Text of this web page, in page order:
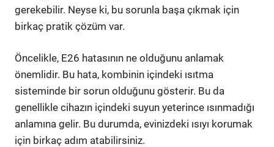
gerekebilir. Neyse ki, bu sorunla başa çıkmak için
birkaç pratik çözüm var.
Öncelikle, E26 hatasının ne olduğunu anlamak
önemlidir. Bu hata, kombinin içindeki ısıtma
sisteminde bir sorun olduğunu gösterir. Bu da
genellikle cihazın içindeki suyun yeterince ısınmadığı
anlamına gelir. Bu durumda, evinizdeki ısıyı korumak
için birkaç adım atabilirsiniz.